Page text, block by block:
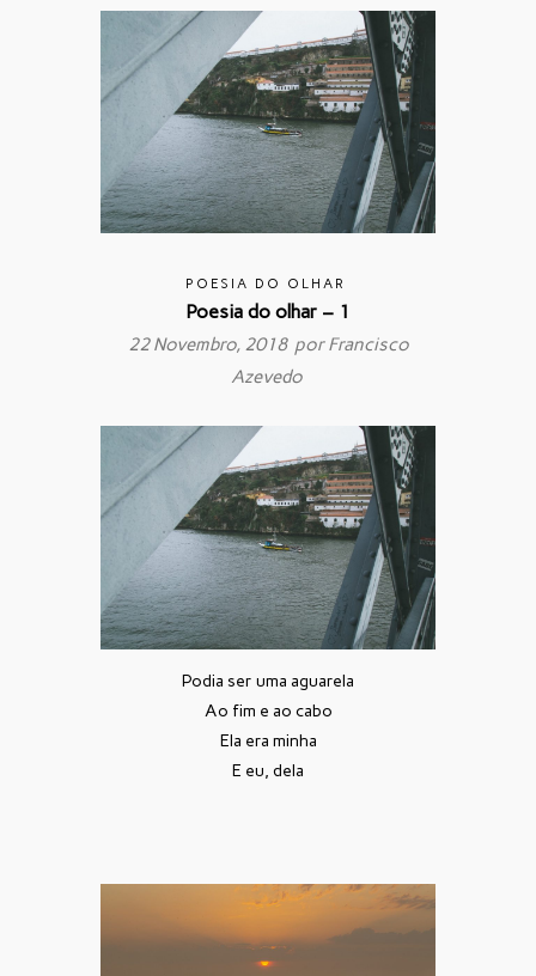
POESIA DO OLHAR
Poesia do olhar – 1
22 Novembro, 2018 porFrancisco
Azevedo
Podia ser uma aguarela
Ao fim e ao cabo
Ela era minha
E eu, dela